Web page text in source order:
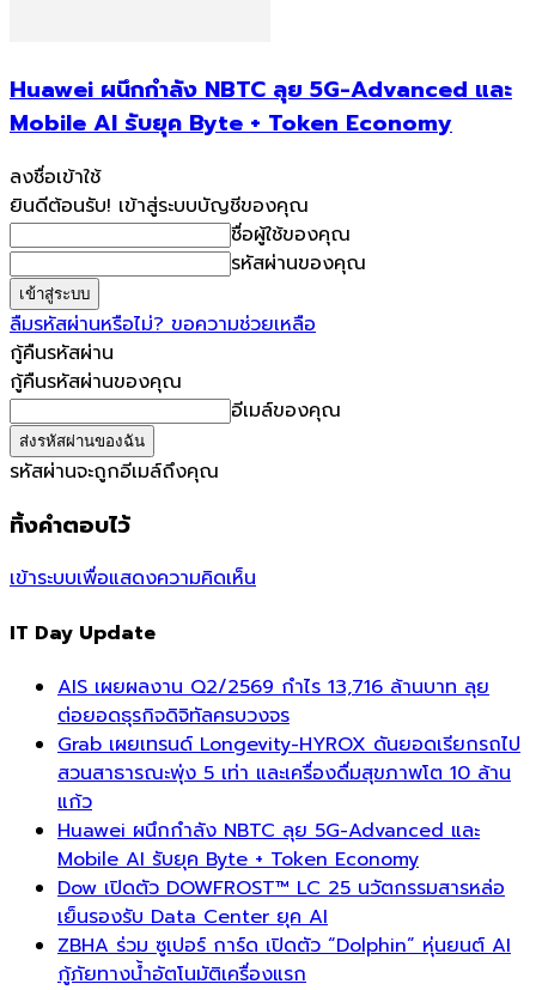
Huawei ผนึกกำลัง NBTC ลุย 5G-Advanced และ
Mobile AI รับยุค Byte + Token Economy
ลงชื่อเข้าใช้
ยินดีต้อนรับ! เข้าสู่ระบบบัญชีของคุณ
ชื่อผู้ใช้ของคุณ
รหัสผ่านของคุณ
ลืมรหัสผ่านหรือไม่? ขอความช่วยเหลือ
กู้คืนรหัสผ่าน
กู้คืนรหัสผ่านของคุณ
อีเมล์ของคุณ
รหัสผ่านจะถูกอีเมล์ถึงคุณ
ทิ้งคำตอบไว้
เข้าระบบเพื่อแสดงความคิดเห็น
IT Day Update
AIS เผยผลงาน Q2/2569 กำไร 13,716 ล้านบาท ลุย
ต่อยอดธุรกิจดิจิทัลครบวงจร
Grab เผยเทรนด์ Longevity-HYROX ดันยอดเรียกรถไป
สวนสาธารณะพุ่ง 5 เท่า และเครื่องดื่มสุขภาพโต 10 ล้าน
แก้ว
Huawei ผนึกกำลัง NBTC ลุย 5G-Advanced และ
Mobile AI รับยุค Byte + Token Economy
Dow เปิดตัว DOWFROST™ LC 25 นวัตกรรมสารหล่อ
เย็นรองรับ Data Center ยุค AI
ZBHA ร่วม ซูเปอร์ การ์ด เปิดตัว “Dolphin” หุ่นยนต์ AI
กู้ภัยทางน้ำอัตโนมัติเครื่องแรก